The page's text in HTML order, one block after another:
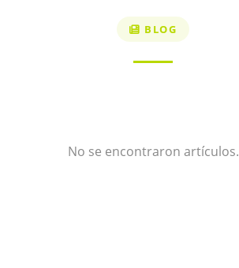
BLOG
No se encontraron artículos.